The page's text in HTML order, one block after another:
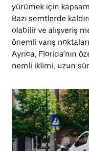
yürümek için
Bazı semtlerde
olabilir ve alışveriş
önemli varış
Ayrıca, Florida’nın
nemli iklimi, uzun